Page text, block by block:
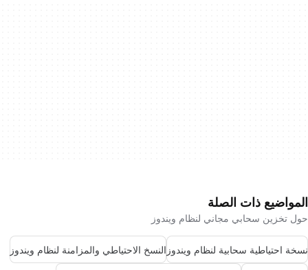
المواضيع ذات الصلة
حول تخزين سحابي مجاني لنظام ويندوز
نسخة احتياطية سحابية لنظام ويندوز النسخ الاحتياطي والمزامنة لنظام ويندوز